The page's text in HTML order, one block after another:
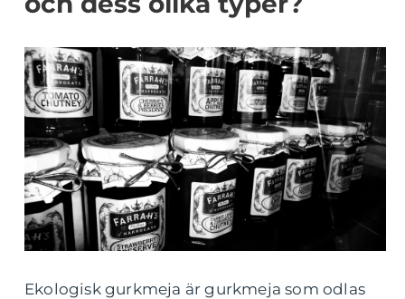
Ekologisk gurkmeja är gurkmeja som odlas